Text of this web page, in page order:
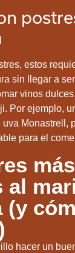
estos
sin llegar a
vinos
Por ejemplo,
Monastrell,
para el
más
al
(y
hacer un